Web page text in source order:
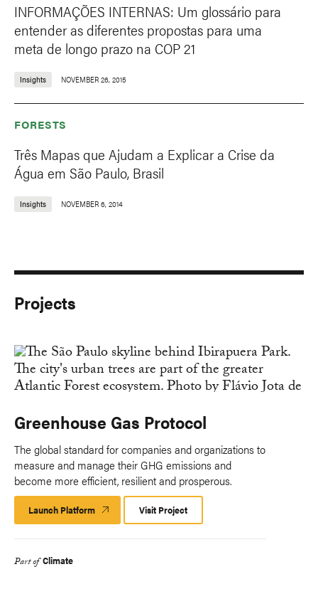
INFORMAÇÕES INTERNAS: Um glossário para
entender as diferentes propostas para uma
meta de longo prazo na COP 21
Insights NOVEMBER 26, 2015
FORESTS
Três Mapas que Ajudam a Explicar a Crise da
Água em São Paulo, Brasil
Insights NOVEMBER 6, 2014
Projects
Greenhouse Gas Protocol
The global standard for companies and organizations to
measure and manage their GHG emissions and
become more efficient, resilient and prosperous.
Launch Platform Launch
Platform
Visit Project
Part of Climate